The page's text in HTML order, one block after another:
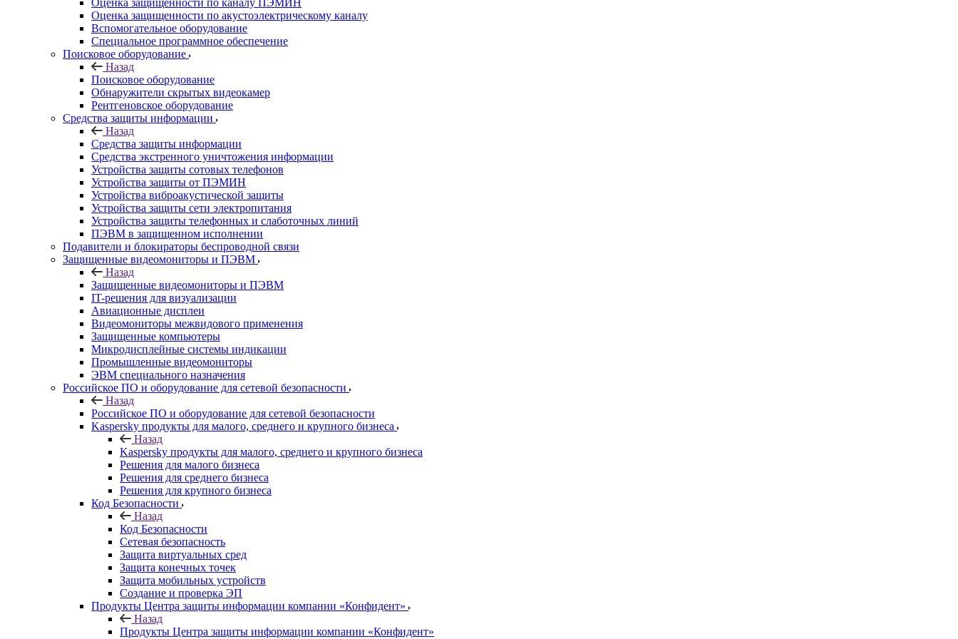
Оценка защищенности по каналу ПЭМИН
Оценка защищенности по акустоэлектрическому каналу
Вспомогательное оборудование
Специальное программное обеспечение
Поисковое оборудование
Назад
Поисковое оборудование
Обнаружители скрытых видеокамер
Рентгеновское оборудование
Средства защиты информации
Назад
Средства защиты информации
Средства экстренного уничтожения информации
Устройства защиты сотовых телефонов
Устройства защиты от ПЭМИН
Устройства виброакустической защиты
Устройства защиты сети электропитания
Устройства защиты телефонных и слаботочных линий
ПЭВМ в защищенном исполнении
Подавители и блокираторы беспроводной связи
Защищенные видеомониторы и ПЭВМ
Назад
Защищенные видеомониторы и ПЭВМ
IT-решения для визуализации
Авиационные дисплеи
Видеомониторы межвидового применения
Защищенные компьютеры
Микродисплейные системы индикации
Промышленные видеомониторы
ЭВМ специального назначения
Российское ПО и оборудование для сетевой безопасности
Назад
Российское ПО и оборудование для сетевой безопасности
Kaspersky продукты для малого, среднего и крупного бизнеса
Назад
Kaspersky продукты для малого, среднего и крупного бизнеса
Решения для малого бизнеса
Решения для среднего бизнеса
Решения для крупного бизнеса
Код Безопасности
Назад
Код Безопасности
Сетевая безопасность
Защита виртуальных сред
Защита конечных точек
Защита мобильных устройств
Создание и проверка ЭП
Продукты Центра защиты информации компании «Конфидент»
Назад
Продукты Центра защиты информации компании «Конфидент»